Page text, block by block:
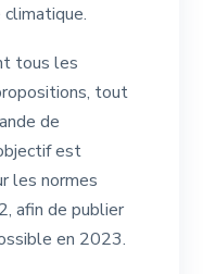
tous les
tout
de
est
les normes
afin de publier
en 2023.